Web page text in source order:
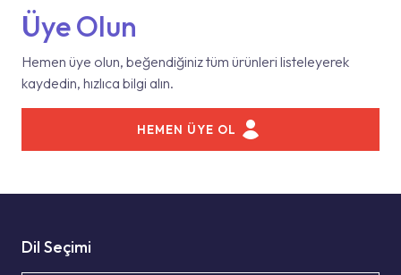
Üye Olun
Hemen üye olun, beğendiğiniz tüm ürünleri listeleyerek
kaydedin, hızlıca bilgi alın.
HEMEN ÜYE OL
Dil Seçimi